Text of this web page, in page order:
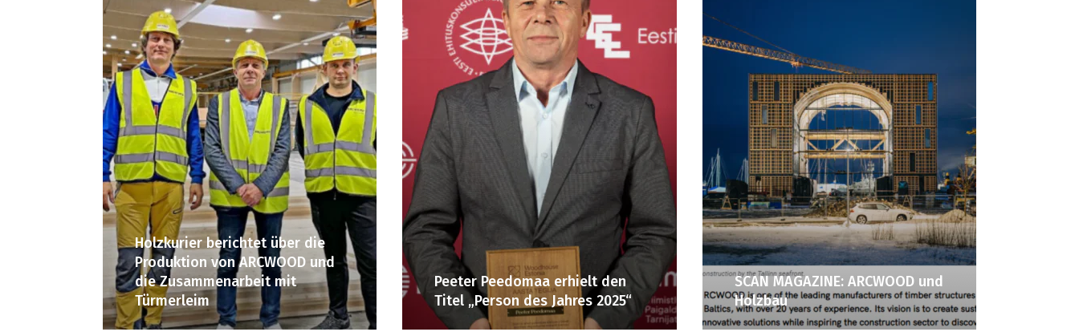
Holzkurier berichtet über die
Produktion von ARCWOOD und
die Zusammenarbeit mit
Türmerleim
Peeter Peedomaa erhielt den
Titel „Person des Jahres 2025“
SCAN MAGAZINE: ARCWOOD und
Holzbau